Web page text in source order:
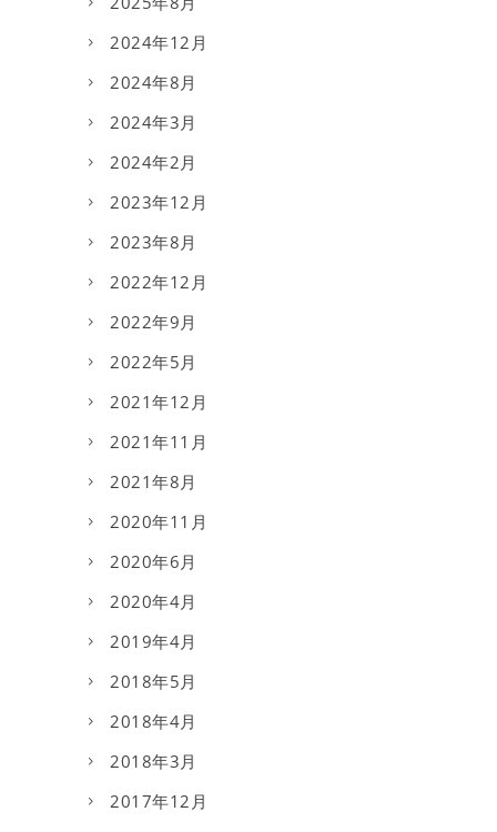
2024年12月
2024年8月
2024年3月
2024年2月
2023年12月
2023年8月
2022年12月
2022年9月
2022年5月
2021年12月
2021年11月
2021年8月
2020年11月
2020年6月
2020年4月
2019年4月
2018年5月
2018年4月
2018年3月
2017年12月